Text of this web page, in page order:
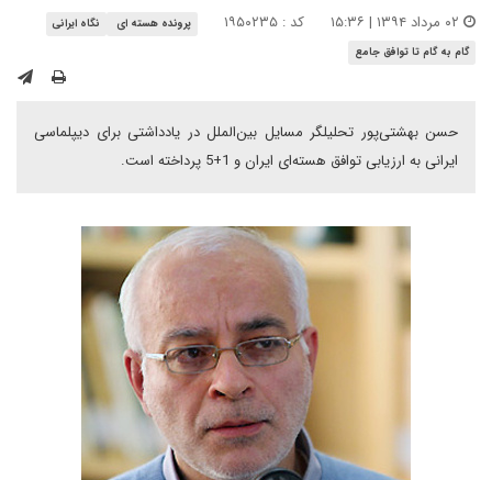
کد : ۱۹۵۰۲۳۵ پرونده هسته ای
نگاه ایرانی
گام به گام تا توافق جامع
حسن بهشتی‌پور تحلیلگر مسایل بین‌الملل در یادداشتی برای دیپلماسی
ایرانی به ارزیابی توافق هسته‌ای ایران و 1+5 پرداخته است.